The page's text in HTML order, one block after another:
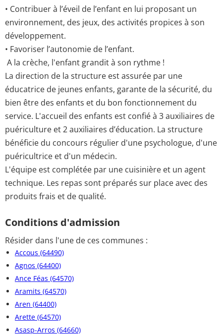
• Contribuer à l’éveil de l’enfant en lui proposant un
environnement, des jeux, des activités propices à son
développement.
• Favoriser l’autonomie de l’enfant.
A la crèche, l'enfant grandit à son rythme !
La direction de la structure est assurée par une
éducatrice de jeunes enfants, garante de la sécurité, du
bien être des enfants et du bon fonctionnement du
service. L'accueil des enfants est confié à 3 auxiliaires de
puériculture et 2 auxiliaires d’éducation. La structure
bénéficie du concours régulier d'une psychologue, d'une
puéricultrice et d'un médecin.
L'équipe est complétée par une cuisinière et un agent
technique. Les repas sont préparés sur place avec des
produits frais et de qualité.
Conditions d'admission
Résider dans l'une de ces communes :
Accous (64490)
Agnos (64400)
Ance Féas (64570)
Aramits (64570)
Aren (64400)
Arette (64570)
Asasp-Arros (64660)